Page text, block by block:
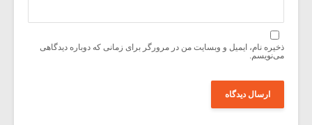
ذخیره نام، ایمیل و وبسایت من در مرورگر برای زمانی که دوباره دیدگاهی
می‌نویسم.